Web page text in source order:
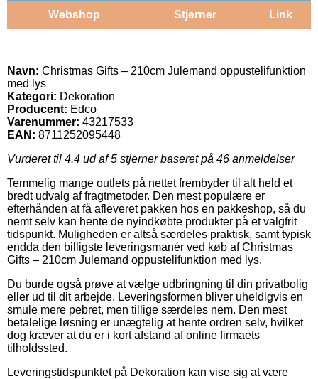
Webshop Stjerner Link
Navn: Christmas Gifts – 210cm Julemand oppustelifunktion
med lys
Kategori: Dekoration
Producent: Edco
Varenummer: 43217533
EAN: 8711252095448
Vurderet til 4.4 ud af 5 stjerner baseret på 46 anmeldelser
Temmelig mange outlets på nettet frembyder til alt held et
bredt udvalg af fragtmetoder. Den mest populære er
efterhånden at få afleveret pakken hos en pakkeshop, så du
nemt selv kan hente de nyindkøbte produkter på et valgfrit
tidspunkt. Muligheden er altså særdeles praktisk, samt typisk
endda den billigste leveringsmanér ved køb af Christmas
Gifts – 210cm Julemand oppustelifunktion med lys.
Du burde også prøve at vælge udbringning til din privatbolig
eller ud til dit arbejde. Leveringsformen bliver uheldigvis en
smule mere pebret, men tillige særdeles nem. Den mest
betalelige løsning er unægtelig at hente ordren selv, hvilket
dog kræver at du er i kort afstand af online firmaets
tilholdssted.
Leveringstidspunktet på Dekoration kan vise sig at være